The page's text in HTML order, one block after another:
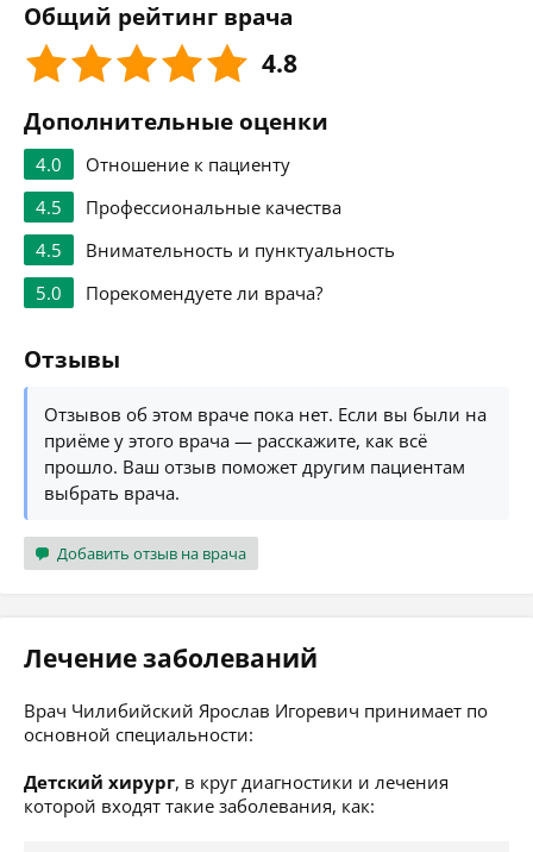
Общий рейтинг врача
4.8
Дополнительные оценки
4.0
Отношение к пациенту
4.5
Профессиональные качества
4.5
Внимательность и пунктуальность
5.0
Порекомендуете ли врача?
Отзывы
Отзывов об этом враче пока нет. Если вы были на
приёме у этого врача — расскажите, как всё
прошло. Ваш отзыв поможет другим пациентам
выбрать врача.
Добавить отзыв на врача
Лечение заболеваний
Врач Чилибийский Ярослав Игоревич принимает по
основной специальности:
Детский хирург, в круг диагностики и лечения
которой входят такие заболевания, как: